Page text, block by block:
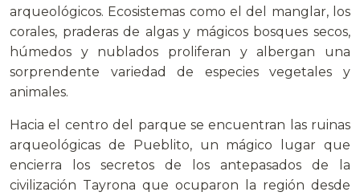
arqueológicos. Ecosistemas como el del manglar, los
corales, praderas de algas y mágicos bosques secos,
húmedos y nublados proliferan y albergan una
sorprendente variedad de especies vegetales y
animales.
Hacia el centro del parque se encuentran las ruinas
arqueológicas de Pueblito, un mágico lugar que
encierra los secretos de los antepasados de la
civilización Tayrona que ocuparon la región desde